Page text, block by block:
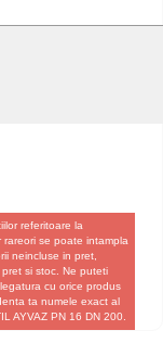
referitoare la
rareori se poate intampla
neincluse in pret,
si stoc. Ne puteti
cu orice produs
ta numele exact al
AYVAZ PN 16 DN 200.